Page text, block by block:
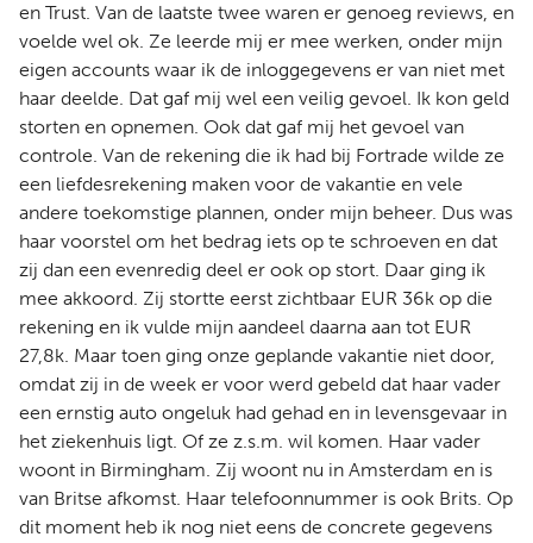
en Trust. Van de laatste twee waren er genoeg reviews, en
voelde wel ok. Ze leerde mij er mee werken, onder mijn
eigen accounts waar ik de inloggegevens er van niet met
haar deelde. Dat gaf mij wel een veilig gevoel. Ik kon geld
storten en opnemen. Ook dat gaf mij het gevoel van
controle. Van de rekening die ik had bij Fortrade wilde ze
een liefdesrekening maken voor de vakantie en vele
andere toekomstige plannen, onder mijn beheer. Dus was
haar voorstel om het bedrag iets op te schroeven en dat
zij dan een evenredig deel er ook op stort. Daar ging ik
mee akkoord. Zij stortte eerst zichtbaar EUR 36k op die
rekening en ik vulde mijn aandeel daarna aan tot EUR
27,8k. Maar toen ging onze geplande vakantie niet door,
omdat zij in de week er voor werd gebeld dat haar vader
een ernstig auto ongeluk had gehad en in levensgevaar in
het ziekenhuis ligt. Of ze z.s.m. wil komen. Haar vader
woont in Birmingham. Zij woont nu in Amsterdam en is
van Britse afkomst. Haar telefoonnummer is ook Brits. Op
dit moment heb ik nog niet eens de concrete gegevens